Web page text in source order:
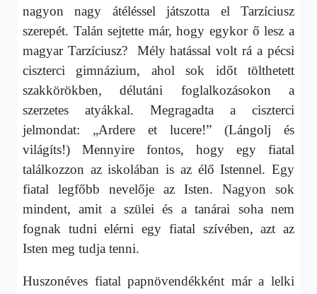
nagyon nagy átéléssel játszotta el Tarzíciusz
szerepét. Talán sejtette már, hogy egykor ő lesz a
magyar Tarzíciusz? Mély hatással volt rá a pécsi
ciszterci gimnázium, ahol sok időt tölthetett
szakkörökben, délutáni foglalkozásokon a
szerzetes atyákkal. Megragadta a ciszterci
jelmondat: „Ardere et lucere!” (Lángolj és
világíts!) Mennyire fontos, hogy egy fiatal
találkozzon az iskolában is az élő Istennel. Egy
fiatal legfőbb nevelője az Isten. Nagyon sok
mindent, amit a szülei és a tanárai soha nem
fognak tudni elérni egy fiatal szívében, azt az
Isten meg tudja tenni.
Huszonéves fiatal papnövendékként már a lelki